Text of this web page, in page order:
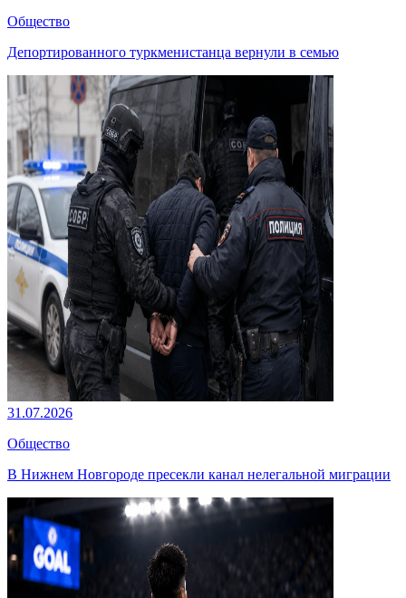
Общество
Депортированного туркменистанца вернули в семью
31.07.2026
Общество
В Нижнем Новгороде пресекли канал нелегальной миграции